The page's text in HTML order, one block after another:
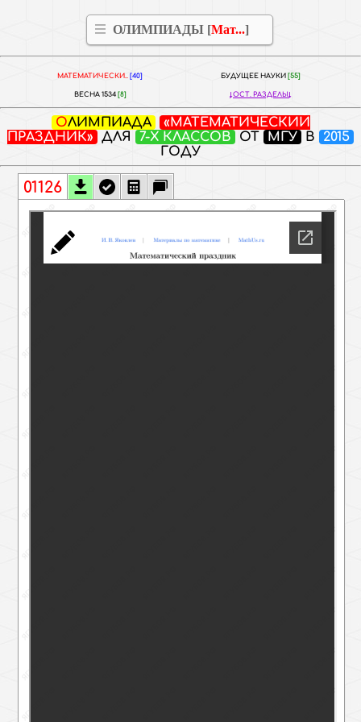
ОЛИМПИАДЫ [Мат...]
МАТЕМАТИЧЕСКИ.. [40] БУДУЩЕЕ НАУКИ [55]
ВЕСНА 1534 [8] ОСТ. РАЗДЕЛЫ
ОЛИМПИАДА
«МАТЕМАТИЧЕСКИЙ
ПРАЗДНИК»
ДЛЯ 7-Х КЛАССОВ ОТ МГУ В
2015
ГОДУ
01126